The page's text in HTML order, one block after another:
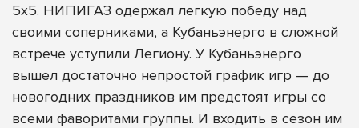
5х5. НИПИГАЗ одержал легкую победу над
своими соперниками, а Кубаньэнерго в сложной
встрече уступили Легиону. У Кубаньэнерго
вышел достаточно непростой график игр — до
новогодних праздников им предстоят игры со
всеми фаворитами группы. И входить в сезон им